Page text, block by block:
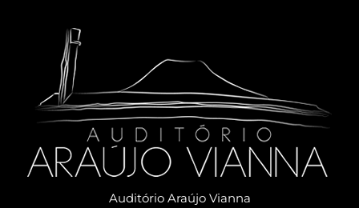
Auditório Araújo Vianna